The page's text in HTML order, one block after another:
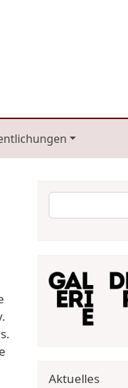
Suche
Aktuelles